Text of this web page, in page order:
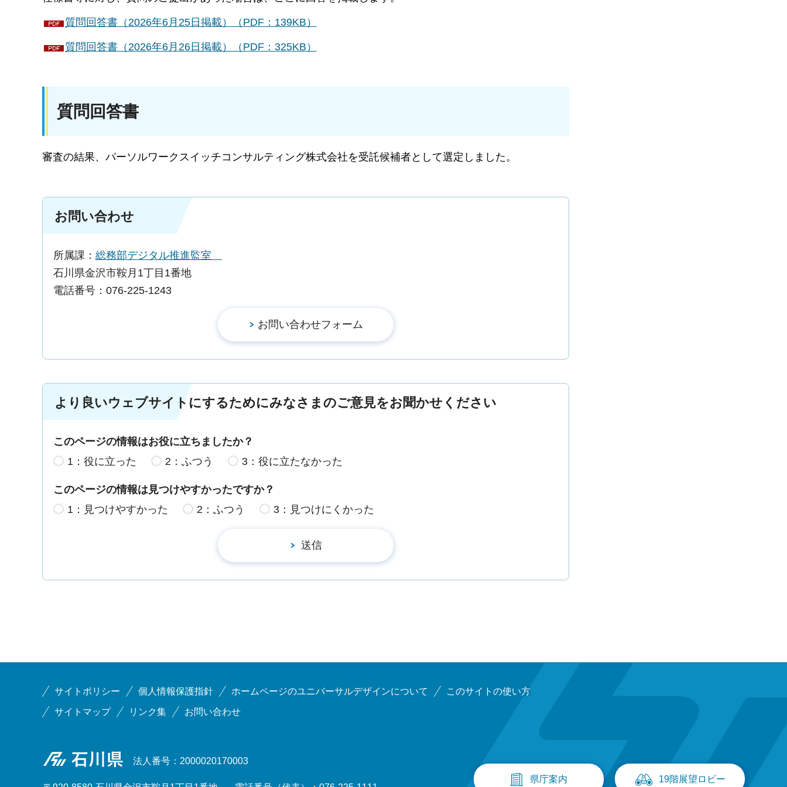
質問回答書（2026年6月25日掲載）（PDF：139KB）
質問回答書（2026年6月26日掲載）（PDF：325KB）
質問回答書
審査の結果、パーソルワークスイッチコンサルティング株式会社を受託候補者として選定しました。
お問い合わせ
所属課： 総務部デジタル推進監室
石川県金沢市鞍月1丁目1番地
電話番号：076-225-1243
より良いウェブサイトにするためにみなさまのご意見をお聞かせください
このページの情報はお役に立ちましたか？
1：役に立った
2：ふつう 3：役に立たなかった
このページの情報は見つけやすかったですか？
1：見つけやすかった
2：ふつう 3：見つけにくかった
サイトポリシー 個人情報保護指針 ホームページのユニバーサルデザインについて このサイトの使い方
サイトマップ リンク集 お問い合わせ
石川県 法人番号：2000020170003
県庁案内 19階展望ロビー